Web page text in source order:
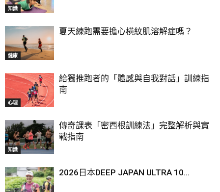
知識
健康
夏天練跑需要擔心橫紋肌溶解症嗎？
心理
給獨推跑者的「體感與自我對話」訓練指
南
知識
傳奇課表「密西根訓練法」完整解析與實
戰指南
2026日本DEEP JAPAN ULTRA 10...